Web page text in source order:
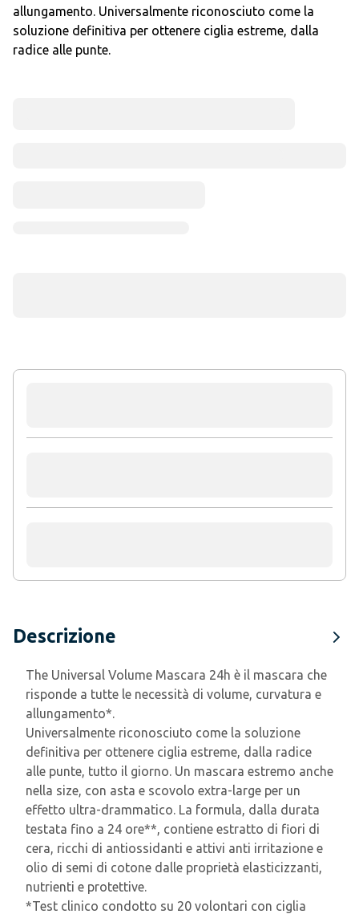
allungamento. Universalmente riconosciuto come la
soluzione definitiva per ottenere ciglia estreme, dalla
radice alle punte.
Descrizione
The Universal Volume Mascara 24h è il mascara che
risponde a tutte le necessità di volume, curvatura e
allungamento*.
Universalmente riconosciuto come la soluzione
definitiva per ottenere ciglia estreme, dalla radice
alle punte, tutto il giorno. Un mascara estremo anche
nella size, con asta e scovolo extra-large per un
effetto ultra-drammatico. La formula, dalla durata
testata fino a 24 ore**, contiene estratto di fiori di
cera, ricchi di antiossidanti e attivi anti irritazione e
olio di semi di cotone dalle proprietà elasticizzanti,
nutrienti e protettive.
*Test clinico condotto su 20 volontari con ciglia